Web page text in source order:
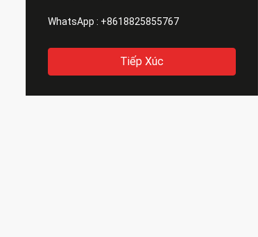
WhatsApp : +8618825855767
Tiếp Xúc